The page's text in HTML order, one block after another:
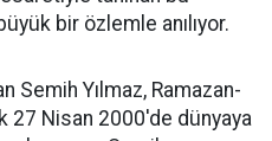
bir özlemle anılıyor.
Semih Yılmaz, Ramazan-
27 Nisan 2000'de dünyaya